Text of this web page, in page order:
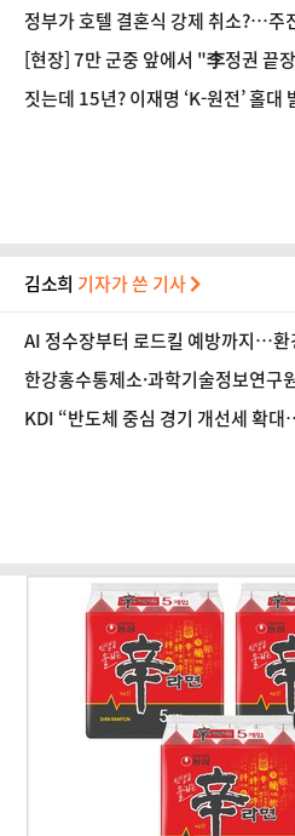
정부가 호텔 결혼식 강제 취소?…주
없는 일"
[현장] 7만 군중 앞에서 "李정권
탄압 독재정치 멈춰라"
짓는데 15년? 이재명 ‘K-원전’ 홀
김소희 기자가 쓴 기사
AI 정수장부터 로드킬 예방까지…환
한강홍수통제소·과학기술정보연구
KDI “반도체 중심 경기 개선세 확